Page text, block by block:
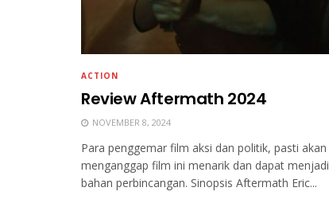
ACTION
Review Aftermath 2024
NOVEMBER 8, 2024
Para penggemar film aksi dan politik, pasti akan
menganggap film ini menarik dan dapat menjadi
bahan perbincangan. Sinopsis Aftermath Eric...